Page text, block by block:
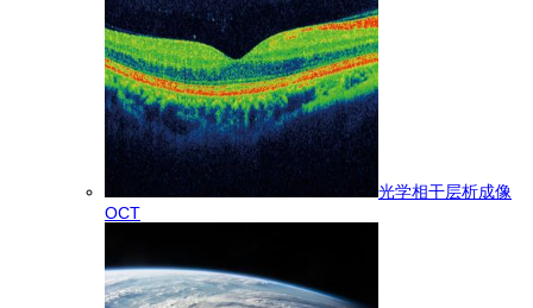
光学相干层析成像
OCT